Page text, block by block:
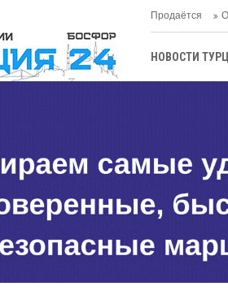
Продаётся
НОВОСТИ